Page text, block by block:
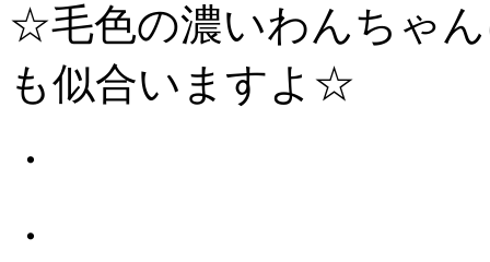
☆毛色の濃いわんちゃ
も似合いますよ☆
・
・